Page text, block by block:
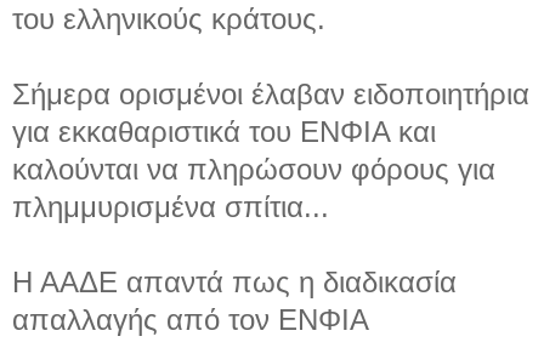
του ελληνικούς κράτους.
Σήμερα ορισμένοι έλαβαν ειδοποιητήρια
για εκκαθαριστικά του ΕΝΦΙΑ και
καλούνται να πληρώσουν φόρους για
πλημμυρισμένα σπίτια...
Η ΑΑΔΕ απαντά πως η διαδικασία
απαλλαγής από τον ΕΝΦΙΑ